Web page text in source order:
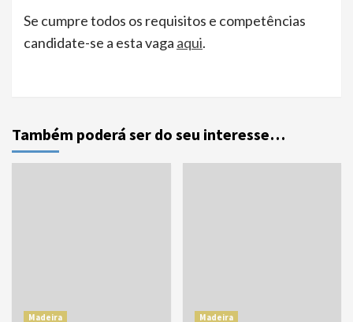
Se cumpre todos os requisitos e competências
candidate-se a esta vaga aqui.
Também poderá ser do seu interesse…
Madeira Madeira